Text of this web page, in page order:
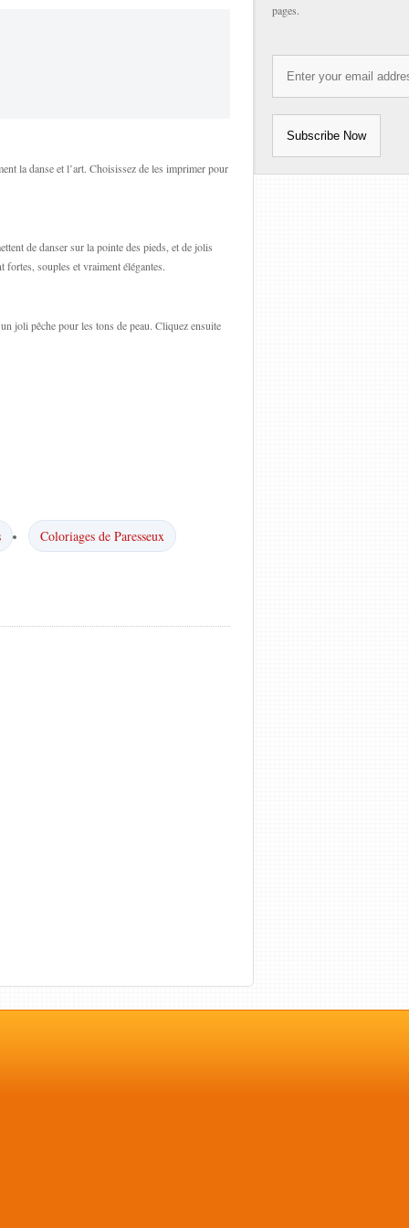
la danse et l’art. Choisissez de les imprimer pour
de danser sur la pointe des pieds, et de jolis
fortes, souples et vraiment élégantes.
joli pêche pour les tons de peau. Cliquez ensuite
Coloriages de Paresseux
pages.